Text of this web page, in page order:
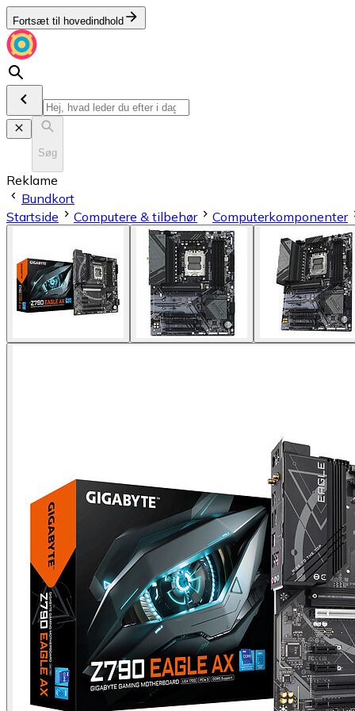
Fortsæt til hovedindhold
Søg
Reklame
Bundkort
Startside
Computere & tilbehør Computerkomponenter